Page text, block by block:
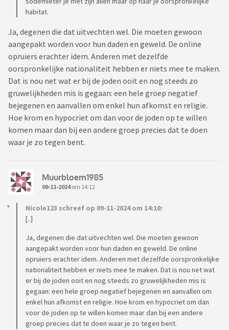
habitat.
Ja, degenen die dat uitvechten wel. Die moeten gewoon
aangepakt worden voor hun daden en geweld. De online
opruiers erachter idem. Anderen met dezelfde
oorspronkelijke nationaliteit hebben er niets mee te maken.
Dat is nou net wat er bij de joden ooit en nog steeds zo
gruwelijkheden mis is gegaan: een hele groep negatief
bejegenen en aanvallen om enkel hun afkomst en religie.
Hoe krom en hypocriet om dan voor de joden op te willen
komen maar dan bij een andere groep precies dat te doen
waar je zo tegen bent.
Muurbloem1985
09-11-2024om 14:12
Nicole123 schreef op 09-11-2024 om 14:10:
[..]
Ja, degenen die dat uitvechten wel. Die moeten gewoon
aangepakt worden voor hun daden en geweld. De online
opruiers erachter idem. Anderen met dezelfde oorspronkelijke
nationaliteit hebben er niets mee te maken. Dat is nou net wat
er bij de joden ooit en nog steeds zo gruwelijkheden mis is
gegaan: een hele groep negatief bejegenen en aanvallen om
enkel hun afkomst en religie. Hoe krom en hypocriet om dan
voor de joden op te willen komen maar dan bij een andere
groep precies dat te doen waar je zo tegen bent.